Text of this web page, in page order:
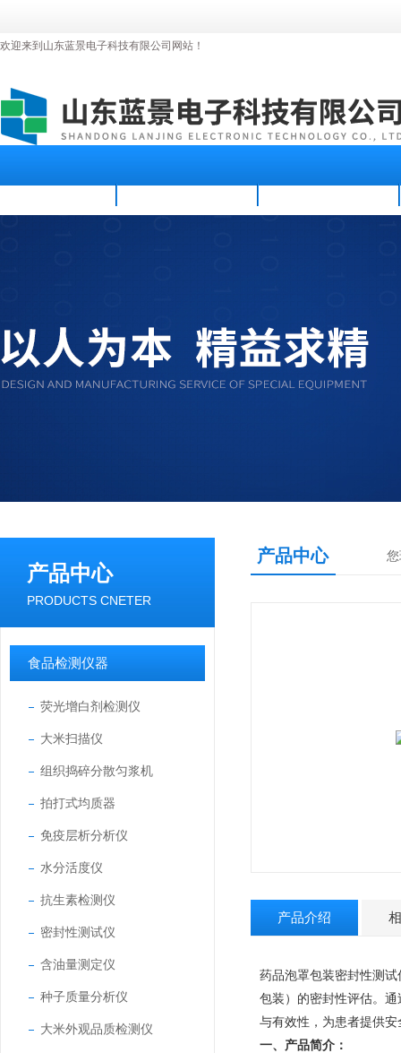
欢迎来到山东蓝景电子科技有限公司网站！
产品中心
PRODUCTS CNETER
食品检测仪器
荧光增白剂检测仪
大米扫描仪
组织捣碎分散匀浆机
拍打式均质器
免疫层析分析仪
水分活度仪
抗生素检测仪
密封性测试仪
含油量测定仪
种子质量分析仪
大米外观品质检测仪
产品中心
产品介绍
药品泡罩包装密封性测
包装）的密封性评估。
与有效性，为患者提供
一、产品简介：